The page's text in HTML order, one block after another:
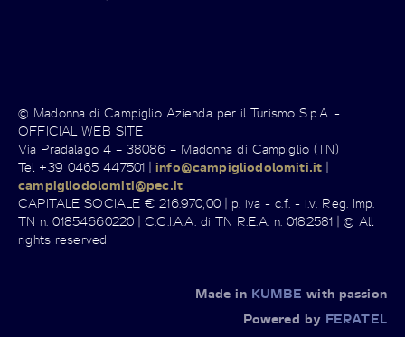
© Madonna di Campiglio Azienda per il Turismo S.p.A. -
OFFICIAL WEB SITE
Via Pradalago 4 – 38086 – Madonna di Campiglio (TN)
Tel +39 0465 447501 |info@campigliodolomiti.it |
campigliodolomiti@pec.it
CAPITALE SOCIALE € 216.970,00 | p. iva - c.f. - i.v. Reg. Imp.
TN n. 01854660220 | C.C.I.A.A. di TN R.E.A. n. 0182581 | © All
rights reserved
Made in KUMBE with passion
Powered by FERATEL